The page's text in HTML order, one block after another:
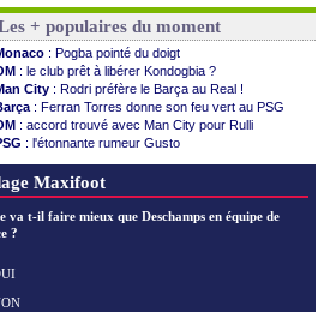
OM: un nouveau prétendant pour Højbjerg
Brest: un gardien norvégien en approche ?
OM: McCourt a versé 120 M€ en 2026
PSG: 4 retours dans le groupe face à Man Utd ...
Nice: Kevin Carlos va partir en Italie
L1: prison avec sursis requis contre un arbitre
Leganés: c'est signé pour Luca Zidane (off.)
Atletico: Ruggeri en route pour Aston Villa
Monaco: Filipe Luis soutient Biereth
PSG : Nsoki va signer en Croatie
Real: Mastantuono prêté à la Fiorentina (off.)
Man City
Palace
+ populaires du moment
: Pogba pointé du doigt
: le club prêt à libérer Kondogbia ?
City : Rodri préfère le Barça au Real !
: Ferran Torres donne son feu vert au PSG
: accord trouvé avec Man City pour Rulli
: l'étonnante rumeur Gusto
: Owori battu à mort à Kampala
Maxifoot
va t-il faire mieux que Deschamps en équipe de
?